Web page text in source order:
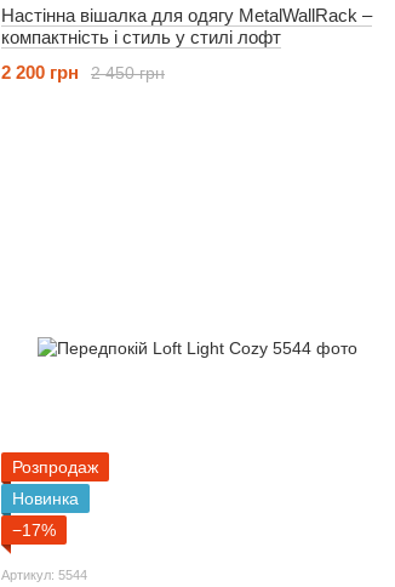
Настінна вішалка для одягу MetalWallRack –
компактність і стиль у стилі лофт
2 450 грн
2 200 грн
Розпродаж
Новинка
−17%
Артикул: 5544